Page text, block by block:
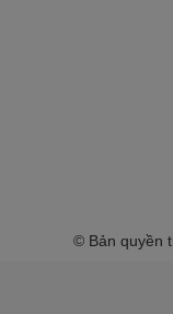
© Bản quyền